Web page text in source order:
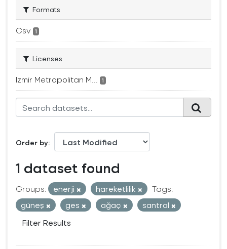
Formats
Csv 1
Licenses
Izmir Metropolitan M... 1
Order by
1 dataset found
Groups: enerji hareketlilik
Tags:
güneş
ges ağaç
santral
Filter Results